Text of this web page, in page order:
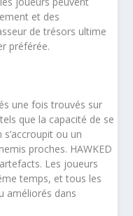
et des
de trésors ultime
préférée.
une fois trouvés sur
que la capacité de se
ou un
proches. HAWKED
Les joueurs
temps, et tous les
améliorés dans